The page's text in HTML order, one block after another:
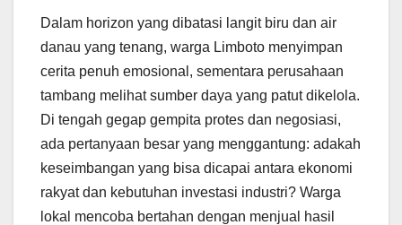
Dalam horizon yang dibatasi langit biru dan air
danau yang tenang, warga Limboto menyimpan
cerita penuh emosional, sementara perusahaan
tambang melihat sumber daya yang patut dikelola.
Di tengah gegap gempita protes dan negosiasi,
ada pertanyaan besar yang menggantung: adakah
keseimbangan yang bisa dicapai antara ekonomi
rakyat dan kebutuhan investasi industri? Warga
lokal mencoba bertahan dengan menjual hasil